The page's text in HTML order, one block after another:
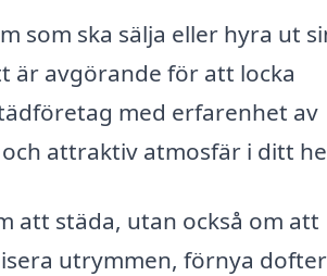
som ska sälja eller hyra ut
är avgörande för att locka
med erfarenhet av
attraktiv atmosfär i ditt
att städa, utan också om att
utrymmen, förnya